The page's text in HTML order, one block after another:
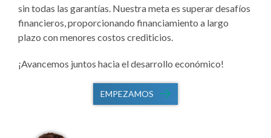
sin todas las garantías. Nuestra meta es superar desafíos
financieros, proporcionando financiamiento a largo
plazo con menores costos crediticios.
¡Avancemos juntos hacia el desarrollo económico!
EMPEZAMOS